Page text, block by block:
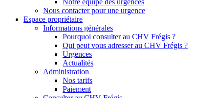
Notre équipe des urgences
Nous contacter pour une urgence
Espace propriétaire
Informations générales
Pourquoi consulter au CHV Frégis ?
Qui peut vous adresser au CHV Frégis ?
Urgences
Actualités
Administration
Nos tarifs
Paiement